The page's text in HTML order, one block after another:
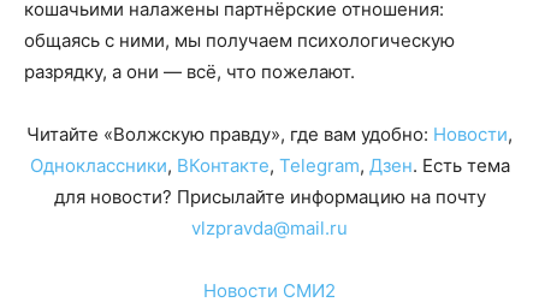
кошачьими налажены партнёрские отношения:
общаясь с ними, мы получаем психологическую
разрядку, а они — всё, что пожелают.
Читайте «Волжскую правду», где вам удобно: Новости,
Одноклассники, ВКонтакте, Telegram, Дзен. Есть тема
для новости? Присылайте информацию на почту
vlzpravda@mail.ru
Новости СМИ2